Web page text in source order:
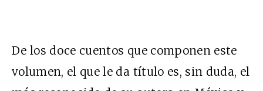
De los doce cuentos que componen este
volumen, el que le da título es, sin duda, el